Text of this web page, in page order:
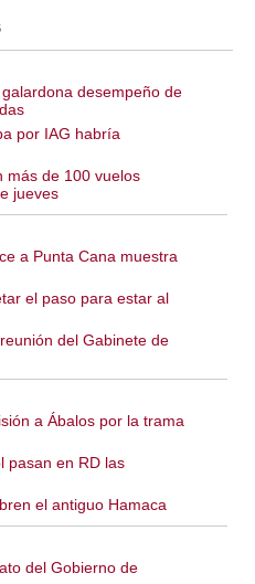
desempeño de
por IAG habría
más de 100 vuelos
jueves
a Punta Cana muestra
el paso para estar al
del Gabinete de
a Ábalos por la trama
pasan en RD las
el antiguo Hamaca
del Gobierno de